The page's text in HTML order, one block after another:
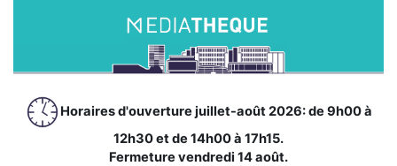
Horaires d'ouverture juillet-août 2026: de 9h00 à
12h30 et de 14h00 à 17h15.
Fermeture vendredi 14 août.